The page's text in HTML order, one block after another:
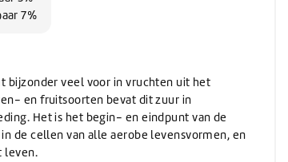
Wassen
Wasmiddel
(Schuur)sponzen
Telescoopstelen
IBC & Jerrycans
IBC containers
IBC toebehoren & adapters
Slangen & koppelingen
Onthardingszout
De-Icer
De-Icer
Wegwerphandschoenen
Verwarming
Bouwdrogers
Palletwagen / Heftrucks
Vrachtwagen & Machinetransporter
Golfkar / Crew Carriers
7%
bijzonder veel voor in vruchten uit het
en fruitsoorten bevat dit zuur in
Het is het begin- en eindpunt van de
de cellen van alle aerobe levensvormen, en
leven.